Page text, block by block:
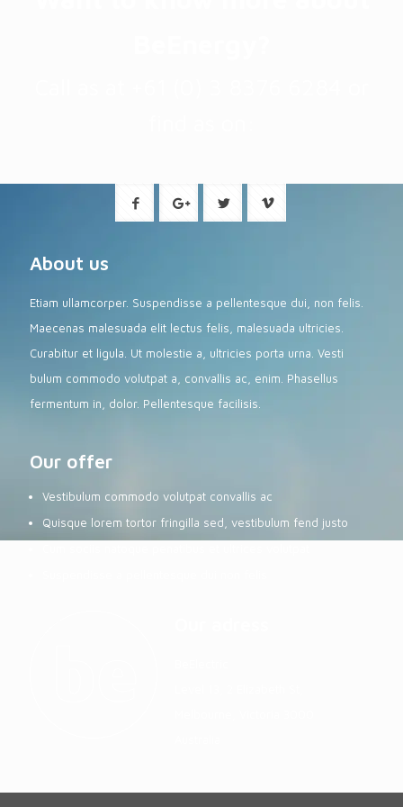
About us
Etiam ullamcorper. Suspendisse a pellentesque dui, non felis.
Maecenas malesuada elit lectus felis, malesuada ultricies.
Curabitur et ligula. Ut molestie a, ultricies porta urna. Vesti
bulum commodo volutpat a, convallis ac, enim. Phasellus
fermentum in, dolor. Pellentesque facilisis.
Our offer
Vestibulum commodo volutpat convallis ac
Quisque lorem tortor fringilla sed, vestibulum fend justo